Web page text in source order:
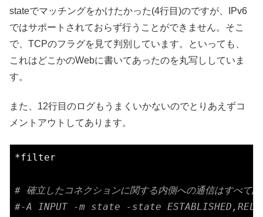
stateでマッチングをかけたかった(4行目)のですが、IPv6
ではサポートされておらず行うことができません。そこ
で、TCPのフラグを見て判別しています。といっても、
これはどこかのWebに書いてあったのを丸写ししていま
す。
また、12行目のログもうまくいかないのでとりあえずコ
メントアウトしてあります。
*filter
# 確立したコネクションに関する内側への通信はすべて
#-A INPUT -m state -state